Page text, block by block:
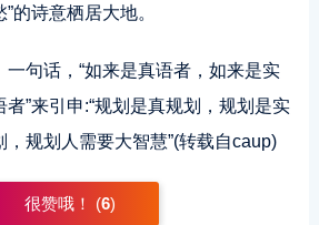
的诗意栖居大地。
一句话，“如来是真语者，如来是实
”来引申:“规划是真规划，规划是实
规划人需要大智慧”(转载自caup)
很赞哦！ (6)